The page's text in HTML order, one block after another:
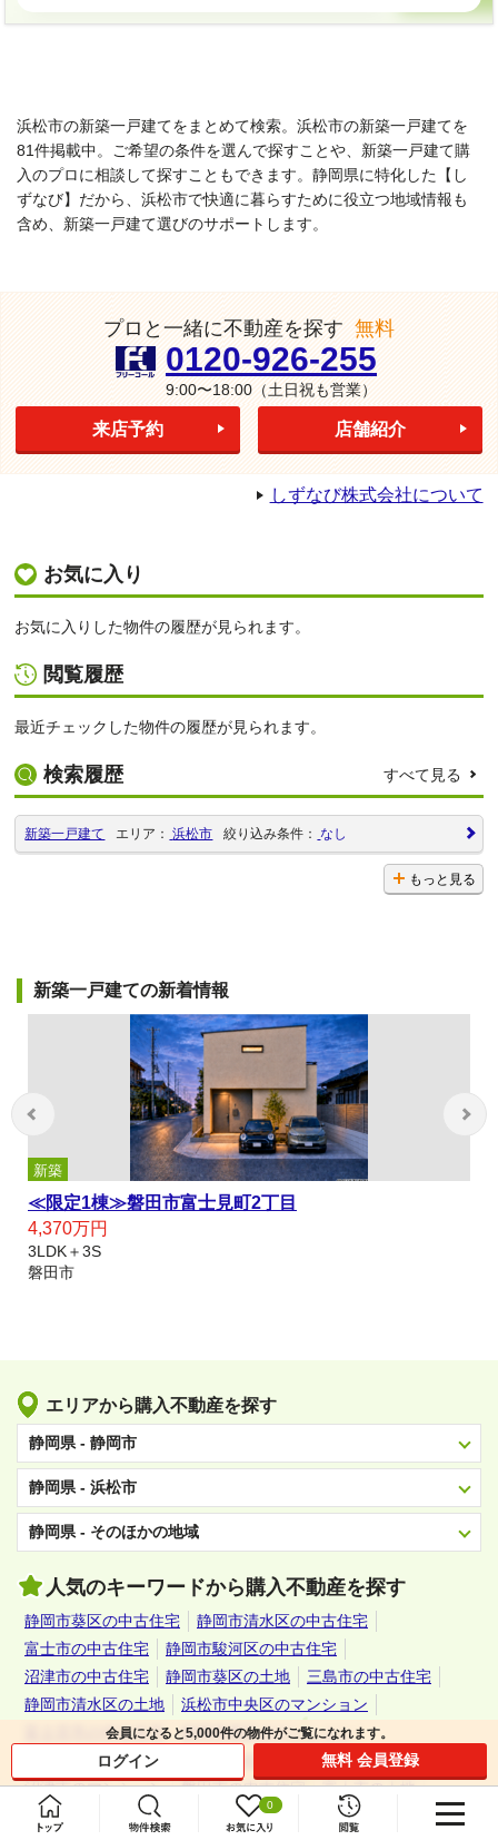
0
浜松市の新築一戸建てをまとめて検索。浜松市の新築一戸建てを
81件掲載中。ご希望の条件を選んで探すことや、新築一戸建て購
入のプロに相談して探すこともできます。静岡県に特化した【し
ずなび】だから、浜松市で快適に暮らすために役立つ地域情報も
含め、新築一戸建て選びのサポートします。
プロと一緒に不動産を探す 無料
0120-926-255
9:00〜18:00（土日祝も営業）
来店予約 店舗紹介
しずなび株式会社について
お気に入り
お気に入りした物件の履歴が見られます。
閲覧履歴
最近チェックした物件の履歴が見られます。
検索履歴
新築一戸建て エリア： 浜松市 絞り込み条件： なし
もっと見る
すべて見る
新築一戸建ての新着情報
新築
≪限定1棟≫磐田市富士見町2丁目
4,370万円
3LDK＋3S
磐田市
エリアから購入不動産を探す
静岡県 - 静岡市
静岡県 - 浜松市
静岡県 - そのほかの地域
人気のキーワードから購入不動産を探す
静岡市葵区の中古住宅
静岡市清水区の中古住宅
富士市の中古住宅
静岡市駿河区の中古住宅
沼津市の中古住宅
静岡市葵区の土地
三島市の中古住宅
静岡市清水区の土地
浜松市中央区のマンション
富士宮市の中古住宅
静岡市葵区のマンション
静岡市駿河区のマンション
浜松市中央区の中古住宅
沼津市のマンション
磐田市の中古住宅
富士市の土地
藤枝市の中古住宅
焼津市の中古住宅
静岡市駿河区の土地
会員になると5,000件の物件がご覧になれます。
ログイン 無料 会員登録